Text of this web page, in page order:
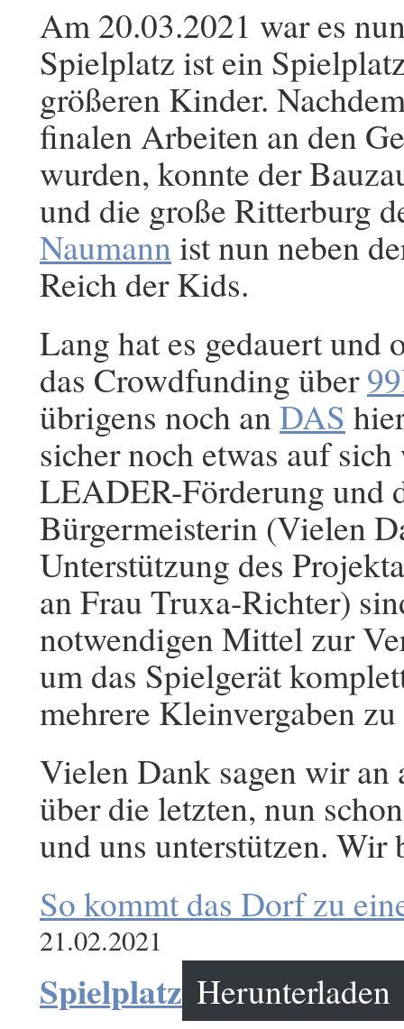
Am 20.03.2021 war es
Spielplatz ist ein
größeren Kinder.
finalen Arbeiten an den
wurden, konnte der
und die große Ritterburg
Naumannist nun neben
Reich der Kids.
Lang hat es gedauert und
das Crowdfunding über
übrigens noch anDAS
sicher noch etwas auf
LEADER-Förderung und
Bürgermeisterin (Vielen
Unterstützung des
an Frau Truxa-Richter)
notwendigen Mittel zur
um das Spielgerät
mehrere Kleinvergaben
Vielen Dank sagen wir an
über die letzten, nun
und uns unterstützen.
So kommt das Dorf zu
21.02.2021
Spielplatz Herunterladen